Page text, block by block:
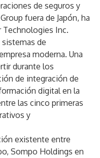
de seguros y
fuera de Japón, ha
Technologies Inc.
sistemas de
moderna. Una
durante los
de integración de
digital en la
las cinco primeras
y
existente entre
Sompo Holdings en